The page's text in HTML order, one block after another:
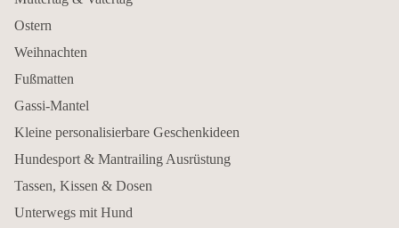
Ostern
Weihnachten
Fußmatten
Gassi-Mantel
Kleine personalisierbare Geschenkideen
Hundesport & Mantrailing Ausrüstung
Tassen, Kissen & Dosen
Unterwegs mit Hund